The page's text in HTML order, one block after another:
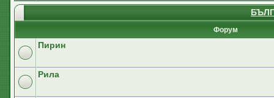
Форум
Пирин
Рила